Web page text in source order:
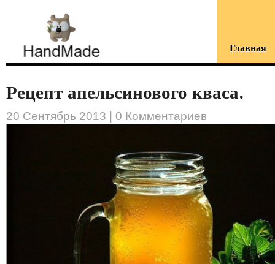
Главная
Рецепт апельсинового кваса.
20 Сентябрь 2013 | 0 Комментариев